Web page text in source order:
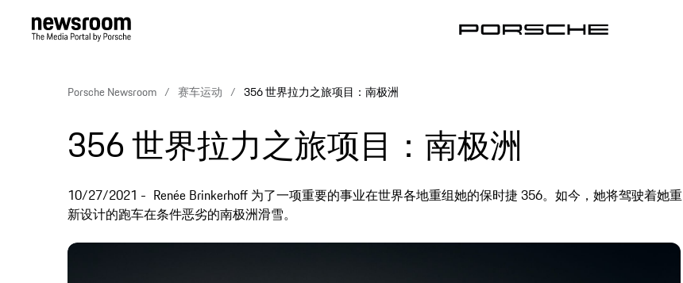
Porsche Newsroom 赛车运动 356 世界拉力之旅项目：南极洲
356 世界拉力之旅项目：南极洲
10/27/2021
Renée Brinkerhoff 为了一项重要的事业在世界各地重组她的保时捷 356。如今，她将驾驶着她重
新设计的跑车在条件恶劣的南极洲滑雪。